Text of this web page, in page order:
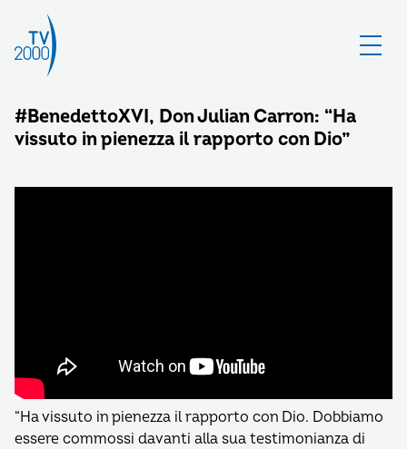
#BenedettoXVI, Don Julian Carron: “Ha
vissuto in pienezza il rapporto con Dio”
“Ha vissuto in pienezza il rapporto con Dio. Dobbiamo
essere commossi davanti alla sua testimonianza di